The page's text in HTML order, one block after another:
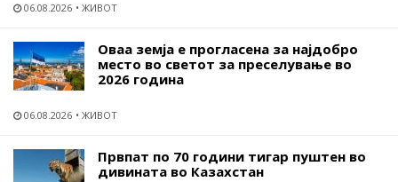
06.08.2026 ЖИВОТ
Оваа земја е прогласена за најдобро
место во светот за преселување во
2026 година
06.08.2026 ЖИВОТ
Првпат по 70 години тигар пуштен во
дивината во Казахстан